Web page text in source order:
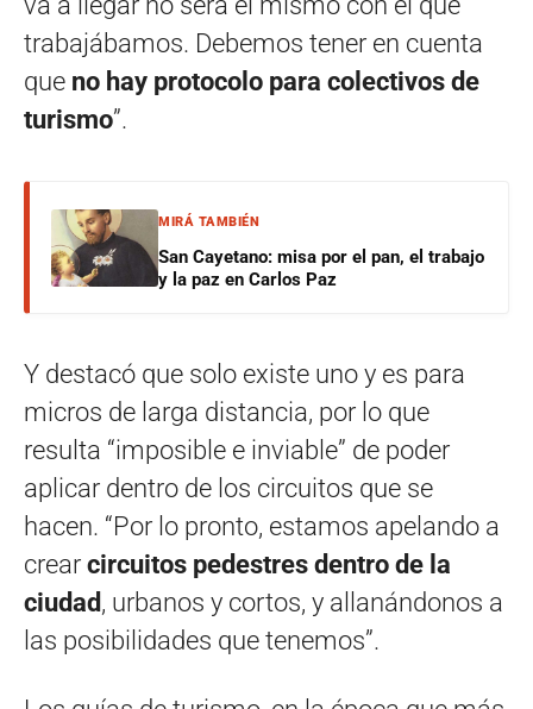
trabajábamos. Debemos tener en cuenta
que no hay protocolo para colectivos de
turismo”.
MIRÁ TAMBIÉN
San Cayetano: misa por el pan, el trabajo
y la paz en Carlos Paz
Y destacó que solo existe uno y es para
micros de larga distancia, por lo que
resulta “imposible e inviable” de poder
aplicar dentro de los circuitos que se
hacen. “Por lo pronto, estamos apelando a
crear circuitos pedestres dentro de la
ciudad, urbanos y cortos, y allanándonos a
las posibilidades que tenemos”.